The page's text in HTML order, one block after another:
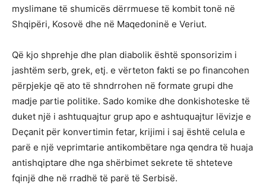
myslimane të shumicës dërrmuese të kombit tonë në
Shqipëri, Kosovë dhe në Maqedoninë e Veriut.
Që kjo shprehje dhe plan diabolik është sponsorizim i
jashtëm serb, grek, etj. e vërteton fakti se po financohen
përpjekje që ato të shndrrohen në formate grupi dhe
madje partie politike. Sado komike dhe donkishoteske të
duket një i ashtuquajtur grup apo e ashtuquajtur lëvizje e
Deçanit për konvertimin fetar, krijimi i saj është celula e
parë e një veprimtarie antikombëtare nga qendra të huaja
antishqiptare dhe nga shërbimet sekrete të shteteve
fqinjë dhe në rradhë të parë të Serbisë.